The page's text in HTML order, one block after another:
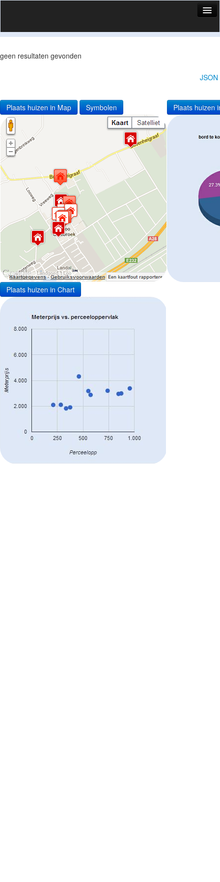
Vergelijk prijsposities - wijk
Info
Privacy beleid
Cookie beleid
geen resultaten gevonden
JSON
Plaats huizen in Map Symbolen Plaats huizen
Plaats huizen in Chart